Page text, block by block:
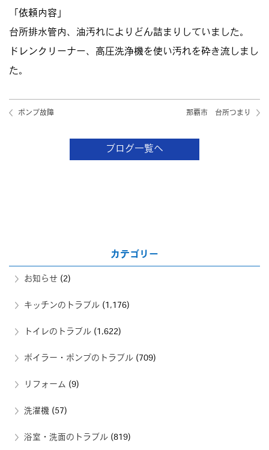
「依頼内容」
台所排水管内、油汚れによりどん詰まりしていました。
ドレンクリーナー、高圧洗浄機を使い汚れを砕き流しまし
た。
ポンプ故障 那覇市 台所つまり
ブログ一覧へ
カテゴリー
お知らせ (2)
キッチンのトラブル (1,176)
トイレのトラブル (1,622)
ボイラー・ポンプのトラブル (709)
リフォーム (9)
洗濯機 (57)
浴室・洗面のトラブル (819)